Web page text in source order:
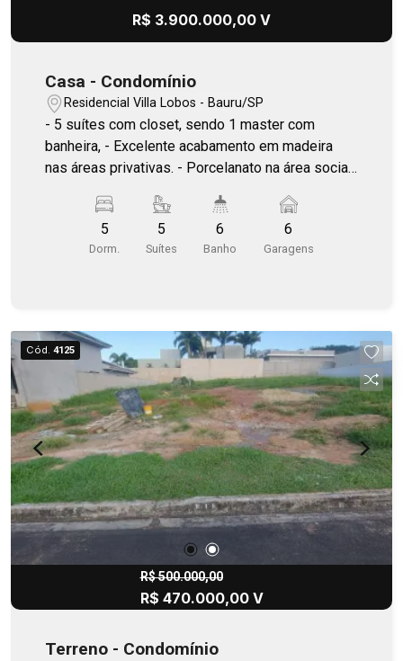
R$ 3.900.000,00 V
Casa - Condomínio
Residencial Villa Lobos - Bauru/SP
- 5 suítes com closet, sendo 1 master com
banheira, - Excelente acabamento em madeira
nas áreas privativas. - Porcelanato na área social,
elevador, - Persianas automatizadas, - Salas
integradas, - Área gourmet, - Piscina aquecida, -
Jardim com irrigação automática, - Escritório.
5
Dorm.
5
Suítes
6
Banho
6
Garagens
Cód. 4125
R$ 500.000,00
R$ 470.000,00 V
Terreno - Condomínio